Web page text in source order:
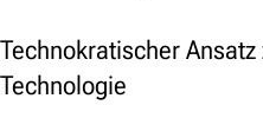
Technokratischer
Technologie